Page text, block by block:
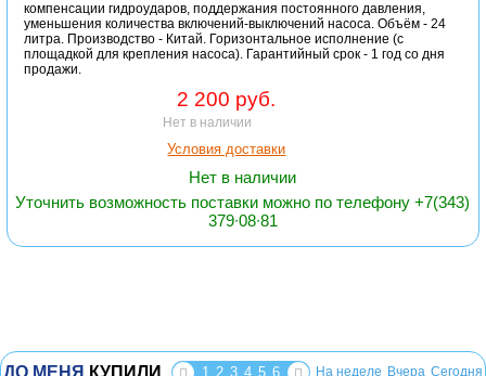
компенсации гидроударов, поддержания постоянного давления,
уменьшения количества включений-выключений насоса. Объём - 24
литра. Производство - Китай. Горизонтальное исполнение (с
площадкой для крепления насоса). Гарантийный срок - 1 год со дня
продажи.
2 200 руб.
Нет в наличии
Условия доставки
Нет в наличии
Уточнить возможность поставки можно по телефону +7(343)
379∙08∙81
ДО МЕНЯ КУПИЛИ 1 2 3 4 5 6 На неделе Вчера Сегодня